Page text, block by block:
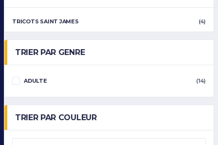
TRICOTS SAINT JAMES (4)
TRIER PAR GENRE
ADULTE (14)
TRIER PAR COULEUR